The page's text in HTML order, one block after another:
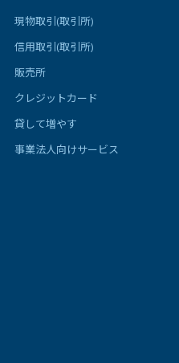
現物取引(取引所)
信用取引(取引所)
販売所
クレジットカード
貸して増やす
事業法人向けサービス